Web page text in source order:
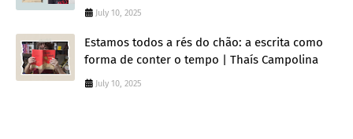
July 10, 2025
Estamos todos a rés do chão: a escrita como
forma de conter o tempo | Thaís Campolina
July 10, 2025